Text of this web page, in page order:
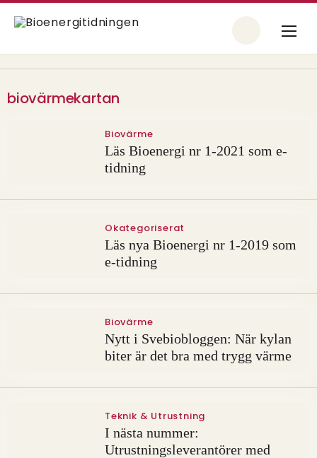
biovärmekartan
Biovärme
Läs Bioenergi nr 1-2021 som e-
tidning
Okategoriserat
Läs nya Bioenergi nr 1-2019 som
e-tidning
Biovärme
Nytt i Svebiobloggen: När kylan
biter är det bra med trygg värme
Teknik & Utrustning
I nästa nummer:
Utrustningsleverantörer med